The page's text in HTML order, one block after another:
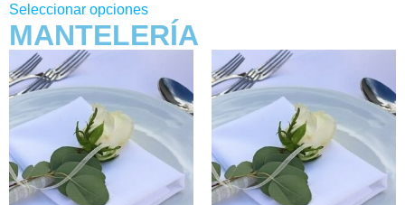
Seleccionar opciones
MANTELERÍA